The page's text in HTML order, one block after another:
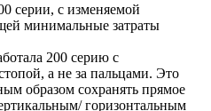
серии, с изменяемой
минимальные затраты
200 серию с
а не за пальцами. Это
образом сохранять прямое
горизонтальным